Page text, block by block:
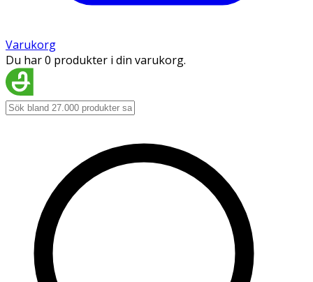
Varukorg
Du har 0 produkter i din varukorg.